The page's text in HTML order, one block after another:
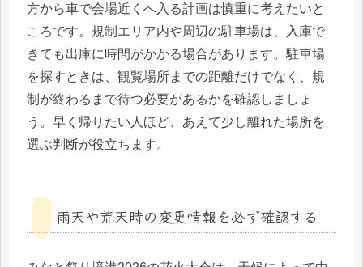
方から車で会場近くへ入る計画は慎重に考えたいと
ころです。規制エリア内や周辺の駐車場は、入庫で
きても出庫に時間がかかる場合があります。駐車場
を探すときは、観覧場所までの距離だけでなく、規
制が終わるまで待つ必要があるかを確認しましょ
う。早く帰りたい人ほど、あえて少し離れた場所を
選ぶ判断が役立ちます。
雨天や荒天時の変更情報を必ず確認する